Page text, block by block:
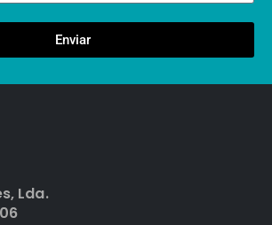
Enviar
Lda.